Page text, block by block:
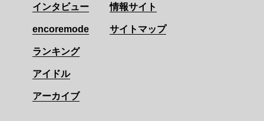
インタビュー
encoremode
ランキング
アイドル
アーカイブ
情報サイト
サイトマップ